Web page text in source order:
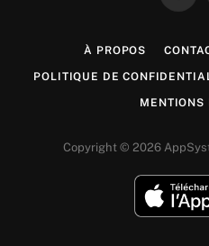
À PROPOS
POLITIQUE DE
MENTIONS
Copyright © 2026